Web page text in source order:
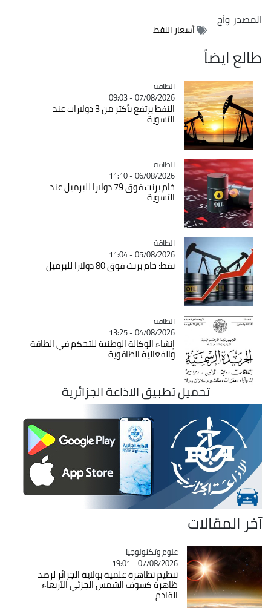
المصدروأج
أسعار النفط
طالع ايضاً
Catégorie
الطاقة
07/08/2026 - 09:03
النفط يرتفع بأكثر من 3 دولارات عند
التسوية
Catégorie
الطاقة
06/08/2026 - 11:10
خام برنت فوق 79 دولارا للبرميل عند
التسوية
Catégorie
الطاقة
05/08/2026 - 11:04
نفط: خام برنت فوق 80 دولارا للبرميل
Catégorie
الطاقة
04/08/2026 - 13:25
إنشاء الوكالة الوطنية للتحكم في الطاقة
والفعالية الطاقوية
تحميل تطبيق الاذاعة الجزائرية
آخر المقالات
Catégorie
علوم وتكنولوجيا
07/08/2026 - 19:01
تنظيم تظاهرة علمية بولاية الجزائر لرصد
ظاهرة كسوف الشمس الجزئي الأربعاء
القادم